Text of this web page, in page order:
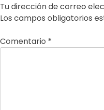
Tu dirección de correo
Los campos obligatorios
Comentario *